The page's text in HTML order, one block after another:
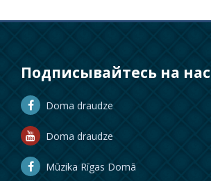
Подписывайтесь на нас
Doma draudze
Doma draudze
Mūzika Rīgas Domā